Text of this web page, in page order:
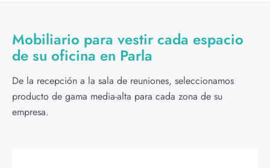
Mobiliario para vestir cada espacio
de su oficina en Parla
De la recepción a la sala de reuniones, seleccionamos
producto de gama media-alta para cada zona de su
empresa.